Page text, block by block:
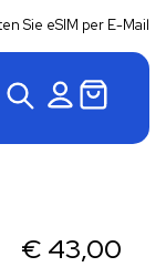
Sie eSIM per E-Mail
€ 43,00